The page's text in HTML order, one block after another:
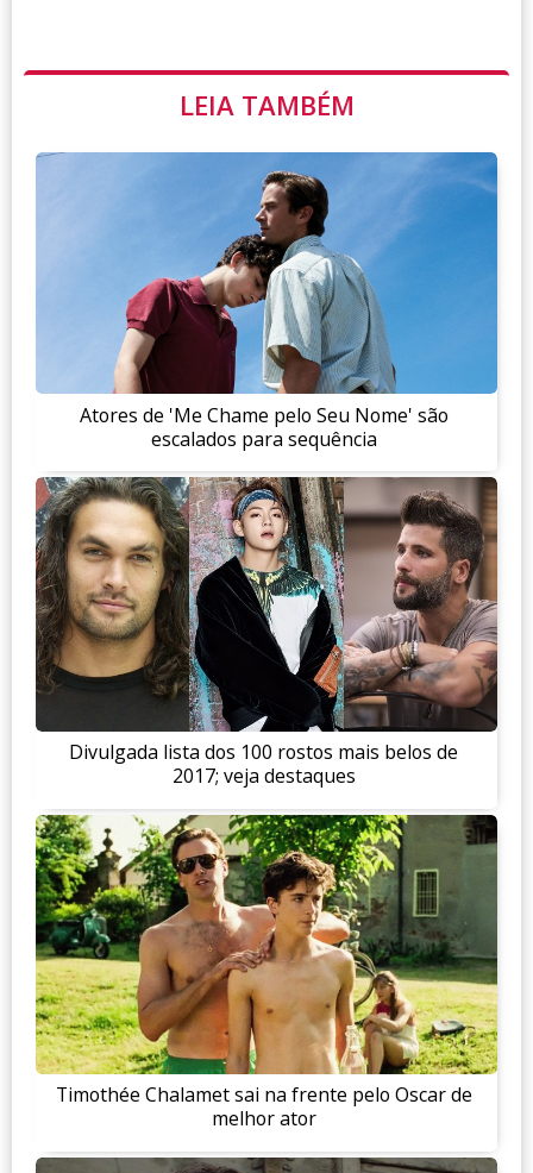
LEIA TAMBÉM
Atores de 'Me Chame pelo Seu Nome' são
escalados para sequência
Divulgada lista dos 100 rostos mais belos de
2017; veja destaques
Timothée Chalamet sai na frente pelo Oscar de
melhor ator